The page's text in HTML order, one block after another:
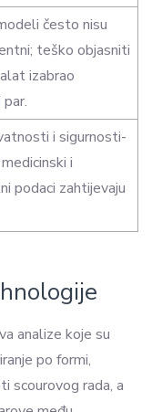
često nisu
teško objasniti
izabrao
i sigurnosti-
i
podaci zahtijevaju
analize koje su
po formi,
scourovog rada, a